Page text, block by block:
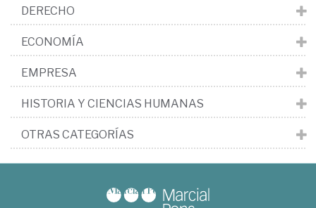
DERECHO
ECONOMÍA
EMPRESA
HISTORIA Y CIENCIAS HUMANAS
OTRAS CATEGORÍAS